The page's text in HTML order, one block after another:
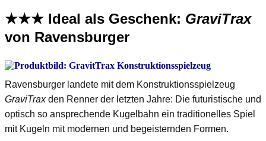
★★★ Ideal als Geschenk: GraviTrax
von Ravensburger
Ravensburger landete mit dem Konstruktionsspielzeug
GraviTraxden Renner der letzten Jahre: Die futuristische und
optisch so ansprechende Kugelbahn ein traditionelles Spiel
mit Kugeln mit modernen und begeisternden Formen.